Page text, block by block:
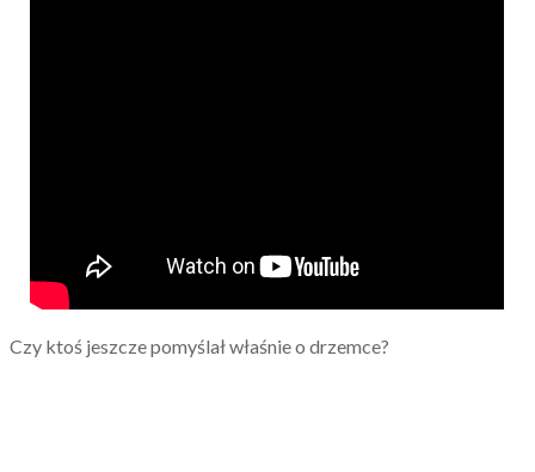
Czy ktoś jeszcze pomyślał właśnie o drzemce?